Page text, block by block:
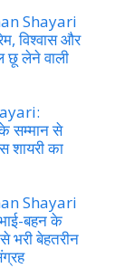
Shayari
विश्वास और
छू लेने वाली
सम्मान से
शायरी का
Shayari
बहन के
भरी बेहतरीन